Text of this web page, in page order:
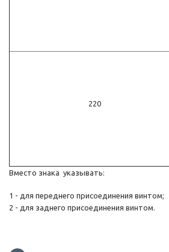
220
Вместо знака указывать:
1 - для переднего присоединения винтом;
2 - для заднего присоединения винтом.